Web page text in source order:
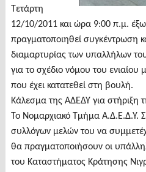
Τετάρτη
12/10/2011 και ώρα 9:00 π.μ.
πραγματοποιηθεί συγκέντρωση
διαμαρτυρίας των υπαλλήλων
για το σχέδιο νόμου του ενιαίου
που έχει κατατεθεί στη βουλή.
Κάλεσμα της ΑΔΕΔΥ για στήριξη
Το Νομαρχιακό Τμήμα Α.Δ.Ε.Δ.Υ.
συλλόγων μελών του να
θα πραγματοποιήσουν οι
του Καταστήματος Κράτησης